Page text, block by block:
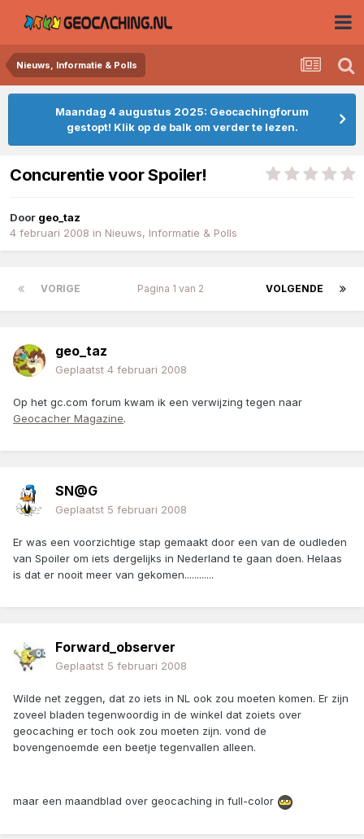
Nieuws, Informatie & Polls
Maandag 4 augustus 2025: Geocachingforum
gestopt! Klik op de balk om verder te lezen.
Concurentie voor Spoiler!
Door geo_taz
4 februari 2008 in Nieuws, Informatie & Polls
VORIGE VOLGENDE
Pagina 1 van 2
geo_taz
Geplaatst 4 februari 2008
Op het gc.com forum kwam ik een verwijzing tegen naar
Geocacher Magazine.
SN@G
Geplaatst 5 februari 2008
Er was een voorzichtige stap gemaakt door een van de oudleden
van Spoiler om iets dergelijks in Nederland te gaan doen. Helaas
is dat er nooit meer van gekomen............
Forward_observer
Geplaatst 5 februari 2008
Wilde net zeggen, dat zo iets in NL ook zou moeten komen. Er zijn
zoveel bladen tegenwoordig in de winkel dat zoiets over
geocaching er toch ook zou moeten zijn. vond de
bovengenoemde een beetje tegenvallen alleen.
maar een maandblad over geocaching in full-color